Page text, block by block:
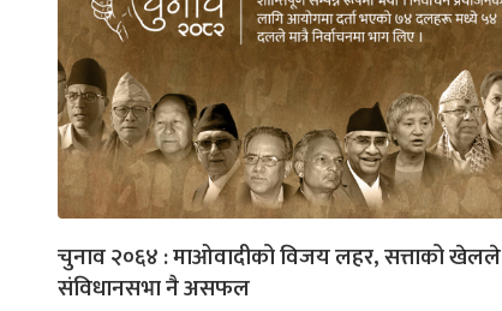
चुनाव २०६४ : माओवादीको विजय लहर, सत्ताको खेलले
संविधानसभा नै असफल